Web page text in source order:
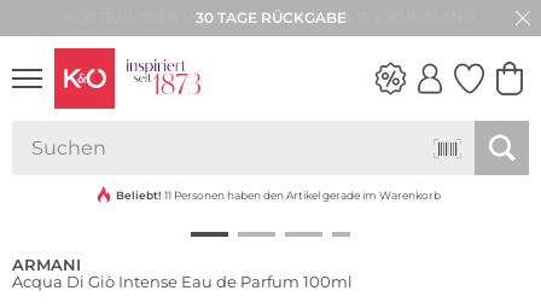
30 TAGE RÜCKGABE
VIBES
Beliebt! 11 Personen haben den Artikel gerade im Warenkorb
ARMANI
Acqua Di Giò Intense Eau de Parfum 100ml